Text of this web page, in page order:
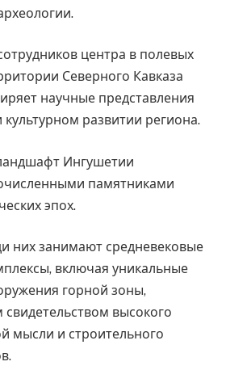
центра в полевых
Северного Кавказа
научные представления
развитии региона.
Ингушетии
памятниками
эпох.
них занимают средневековые
включая уникальные
горной зоны,
высокого
мысли и строительного